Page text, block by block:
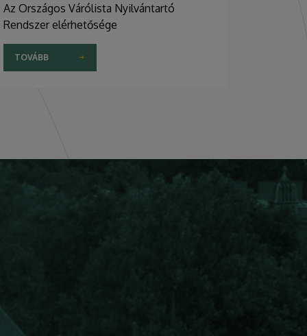
Az Országos Várólista Nyilvántartó
Rendszer elérhetősége
TOVÁBB